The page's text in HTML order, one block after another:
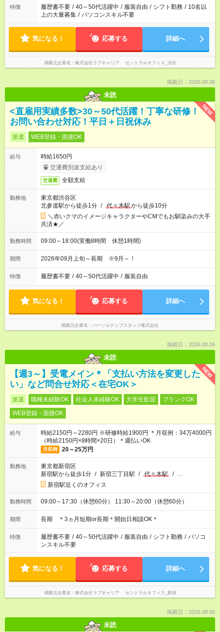
特徴 履歴書不要 / 40～50代活躍中 / 服装自由 / シフト勤務 / 10名以
上の大量募集 / パソコンスキル不要
気になる！ 応募する 詳細へ
掲載元企業名 株式会社ラブキャリア セントラルオフィス_渋谷
掲載日：2026.08.06
未読
NEW
<直雇用実績多数>30～50代活躍！丁寧な研修！
お問い合わせ対応！平日＋日祝休み
派遣 WEB登録・面接OK
給与
時給1650円
交通費別途支給あり
交通費 全額支給
勤務地
東京都渋谷区
北参道駅から徒歩1分 / 代々木駅から徒歩10分
＼赤いクマのイメージキャラクターやCMでもお馴染みの大手
共済★／
勤務時間 09:00～18:00(実働8時間 休憩1時間)
期間 2026年09月上旬～長期 ※9月～！
特徴 履歴書不要 / 40～50代活躍中 / 服装自由
気になる！ 応募する 詳細へ
掲載元企業名 パーソルテンプスタッフ株式会社
掲載日：2026.08.06
未読
NEW
【週3～】受電メイン＊「支払い方法を変更した
い」など問合せ対応＜在宅OK＞
派遣 職種未経験OK 社会人未経験OK 大学生歓迎
ブランクOK
WEB登録・面接OK
給与
時給2150円～2280円 ※研修時給1900円 ＊月収例：34万4000円
（時給2150円×8時間×20日）＊週払いOK
月収例 20～25万円
勤務地
東京都新宿区
新宿駅から徒歩1分 / 新宿三丁目駅 / 代々木駅 / …
新宿駅近くのオフィス
勤務時間 09:00～17:30（休憩60分） 11:30～20:00（休憩60分）
期間 長期 ＊3ヵ月短期or長期＊開始日相談OK＊
特徴 履歴書不要 / 40～50代活躍中 / 服装自由 / シフト勤務 / パソコ
ンスキル不要
気になる！ 応募する 詳細へ
掲載元企業名 株式会社ラブキャリア セントラルオフィス_新宿
掲載日：2026.08.06
未読